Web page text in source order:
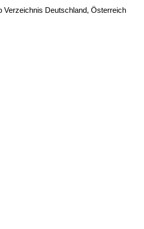
Verzeichnis Deutschland, Österreich